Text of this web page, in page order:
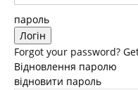
пароль
Forgot your password?
Відновлення паролю
відновити пароль